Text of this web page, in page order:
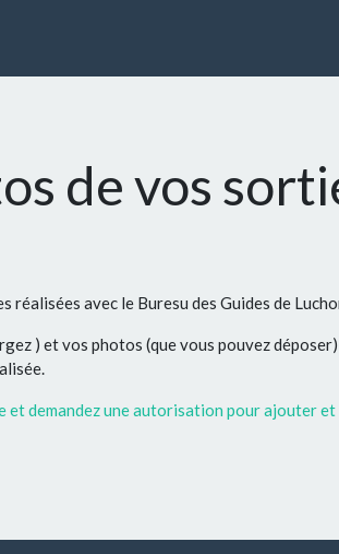
de vos
avec le Buresu des Guides de
) et vos photos (que vous pouvez déposer)
et demandez une autorisation pour ajouter